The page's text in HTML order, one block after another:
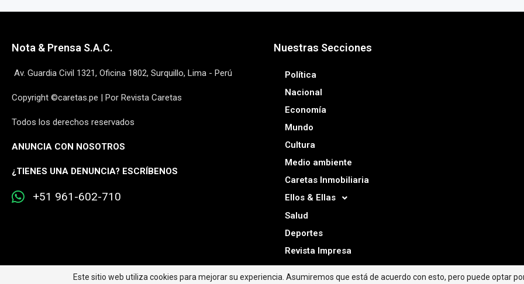
Nota & Prensa S.A.C.
Av. Guardia Civil 1321, Oficina 1802, Surquillo, Lima - Perú
Copyright ©caretas.pe | Por Revista Caretas
Todos los derechos reservados
ANUNCIA CON NOSOTROS
¿TIENES UNA DENUNCIA? ESCRÍBENOS
+51 961-602-710
Nuestras Secciones
Política
Nacional
Economía
Mundo
Cultura
Medio ambiente
Caretas Inmobiliaria
Ellos & Ellas
Salud
Deportes
Revista Impresa
Este sitio web utiliza cookies para mejorar su experiencia. Asumiremos que está de acuerdo con esto, pero puede optar